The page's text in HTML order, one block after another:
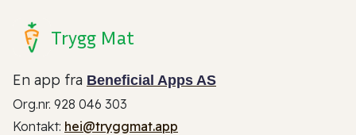
Trygg Mat
En app fra Beneficial Apps AS
Org.nr. 928 046 303
Kontakt: hei@tryggmat.app